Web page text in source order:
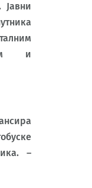
Јавни
и
–